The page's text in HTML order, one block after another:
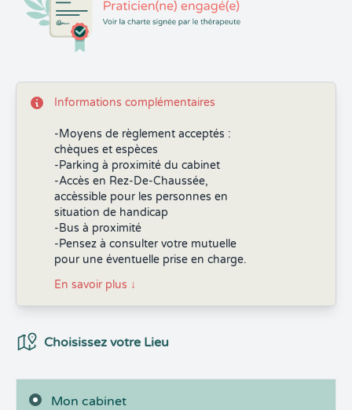
Informations complémentaires
-Moyens de règlement acceptés :
chèques et espèces
-Parking à proximité du cabinet
-Accès en Rez-De-Chaussée,
accèssible pour les personnes en
situation de handicap
-Bus à proximité
-Pensez à consulter votre mutuelle
pour une éventuelle prise en charge.
En savoir plus ↓
Choix du Lieux
Choisissez votre Lieu
Mon cabinet